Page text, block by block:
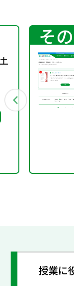
そ
授業に